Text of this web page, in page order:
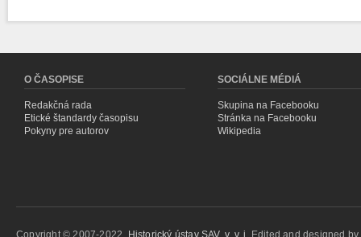
O ČASOPISE
Redakčná rada
Etické štandardy časopisu
Pokyny pre autorov
SOCIÁLNE MÉDIÁ
Skupina na Facebooku
Stránka na Facebooku
Wikipedia